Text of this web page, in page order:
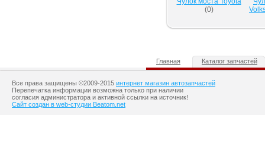
(0)
Главная Каталог запчастей
Все права защищены ©2009-2015 интернет магазин автозапчастей
Перепечатка информации возможна только при наличии
согласия администратора и активной ссылки на источник!
Сайт создан в web-студии Beatom.net